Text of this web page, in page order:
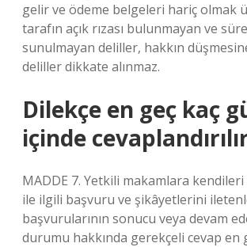
gelir ve ödeme belgeleri hariç olmak
tarafın açık rızası bulunmayan ve
sunulmayan deliller, hakkın
deliller dikkate alınmaz.
Dilekçe en geç kaç
içinde
MADDE 7. Yetkili makamlara
ile ilgili başvuru ve şikâyetlerini
başvurularının sonucu veya devam
durumu hakkında gerekçeli cevap en